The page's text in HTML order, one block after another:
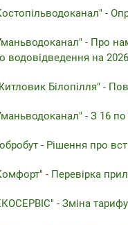
-
- Про
водовідведення на
Білопілля" -
- З 16 по
- Pішення про
- Перевірка
- Зміна